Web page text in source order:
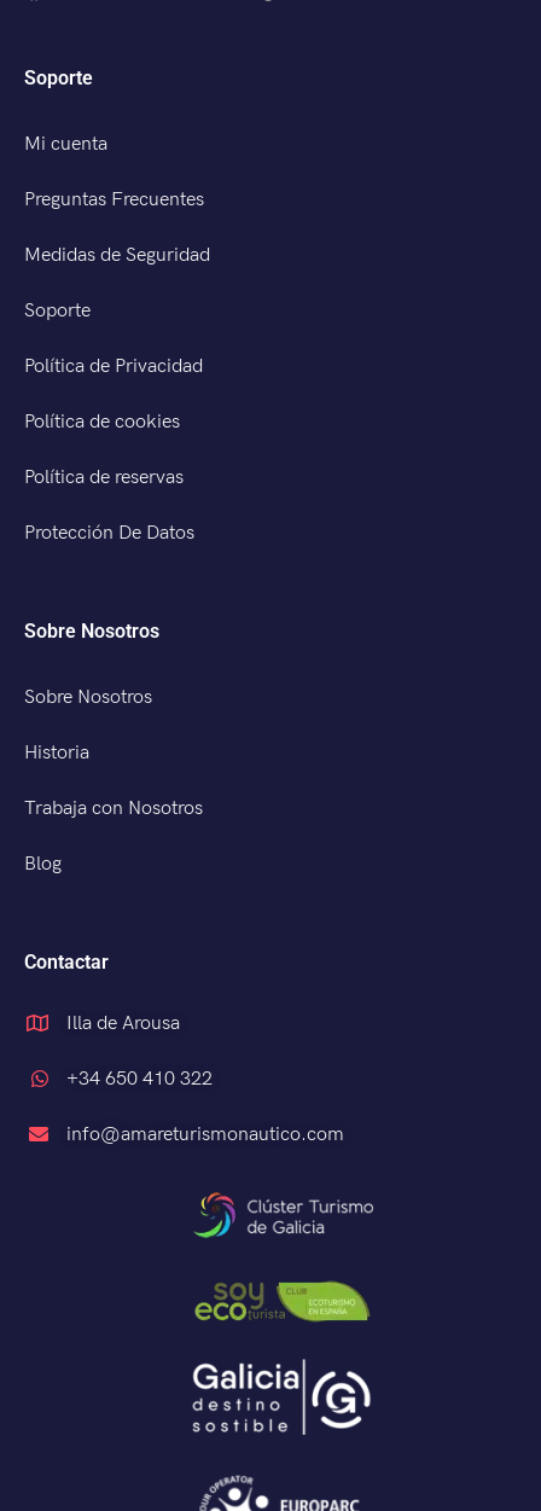
Soporte
Mi cuenta
Preguntas Frecuentes
Medidas de Seguridad
Soporte
Política de Privacidad
Política de cookies
Política de reservas
Protección De Datos
Sobre Nosotros
Sobre Nosotros
Historia
Trabaja con Nosotros
Blog
Contactar
Illa de Arousa
+34 650 410 322
info@amareturismonautico.com